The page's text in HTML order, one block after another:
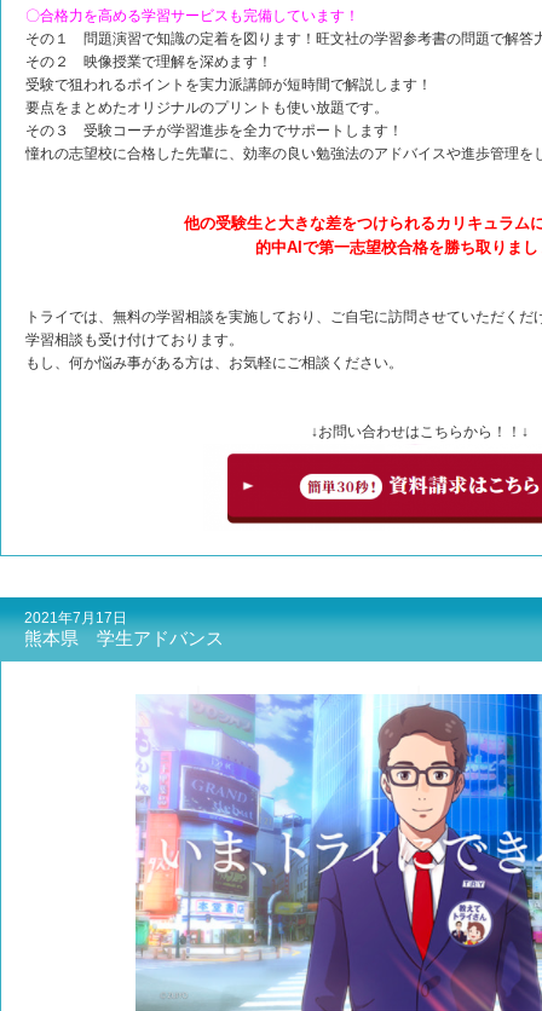
〇合格力を高める学習サービスも完備しています！
その１ 問題演習で知識の定着を図ります！旺文社の学習参考書の問題で解答
その２ 映像授業で理解を深めます！
受験で狙われるポイントを実力派講師が短時間で解説します！
要点をまとめたオリジナルのプリントも使い放題です。
その３ 受験コーチが学習進歩を全力でサポートします！
憧れの志望校に合格した先輩に、効率の良い勉強法のアドバイスや進歩管理を
他の受験生と大きな差をつけられるカリキュラム
的中AIで第一志望校合格を勝ち取りまし
トライでは、無料の学習相談を実施しており、ご自宅に訪問させていただく
学習相談も受け付けております。
もし、何か悩み事がある方は、お気軽にご相談ください。
↓お問い合わせはこちらから！！↓
2021年7月17日
熊本県 学生アドバンス